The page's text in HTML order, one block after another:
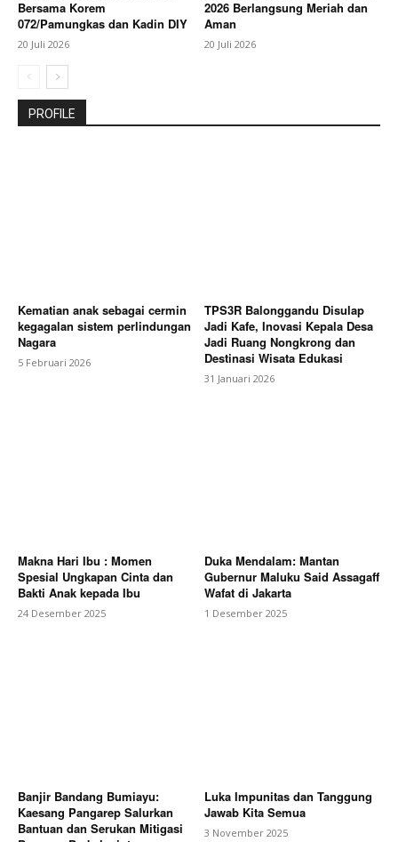
Bersama Korem
072/Pamungkas dan Kadin DIY
20 Juli 2026
2026 Berlangsung Meriah dan
Aman
20 Juli 2026
PROFILE
Kematian anak sebagai cermin
kegagalan sistem perlindungan
Nagara
5 Februari 2026
TPS3R Balonggandu Disulap
Jadi Kafe, Inovasi Kepala Desa
Jadi Ruang Nongkrong dan
Destinasi Wisata Edukasi
31 Januari 2026
Makna Hari Ibu : Momen
Spesial Ungkapan Cinta dan
Bakti Anak kepada Ibu
24 Desember 2025
Duka Mendalam: Mantan
Gubernur Maluku Said Assagaff
Wafat di Jakarta
1 Desember 2025
Banjir Bandang Bumiayu:
Kaesang Pangarep Salurkan
Bantuan dan Serukan Mitigasi
Luka Impunitas dan Tanggung
Jawab Kita Semua
3 November 2025